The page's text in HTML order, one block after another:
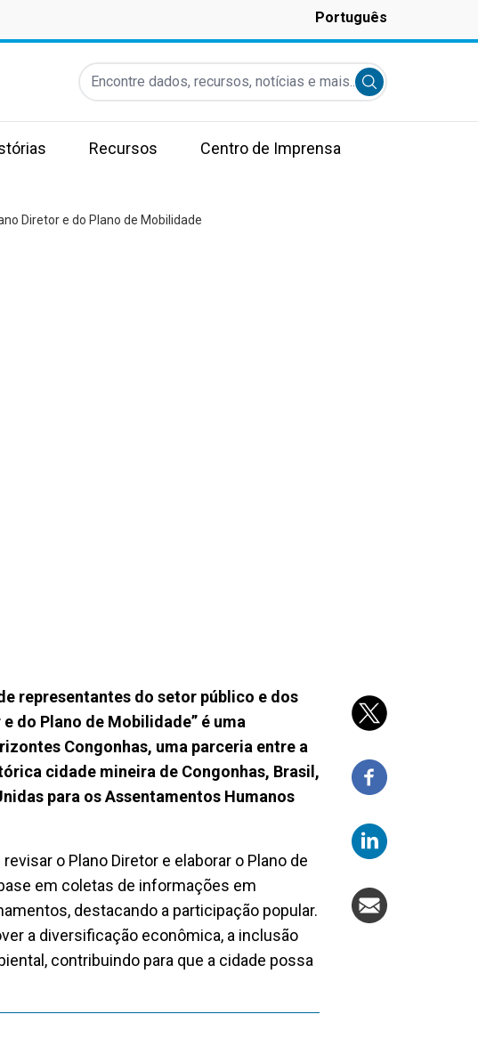
Português
Encontre dados, recursos, notícias e mais...
Submit search
Recursos Centro de Imprensa
Diretor e do Plano de Mobilidade
representantes do setor público e dos
do Plano de Mobilidade” é uma
Congonhas, uma parceria entre a
cidade mineira de Congonhas, Brasil,
para os Assentamentos Humanos
o Plano Diretor e elaborar o Plano de
em coletas de informações em
destacando a participação popular.
a diversificação econômica, a inclusão
contribuindo para que a cidade possa